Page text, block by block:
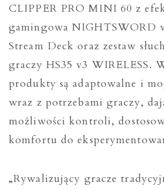
CLIPPER PRO MINI 60 z
gamingowa NIGHTSWORD
Stream Deck oraz zestaw
graczy HS35 v3 WIRELESS.
produkty są adaptowalne i
wraz z potrzebami graczy,
możliwości kontroli,
komfortu do
„Rywalizujący gracze